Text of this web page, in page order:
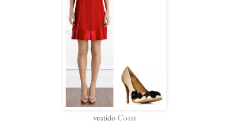
vestidoCoast